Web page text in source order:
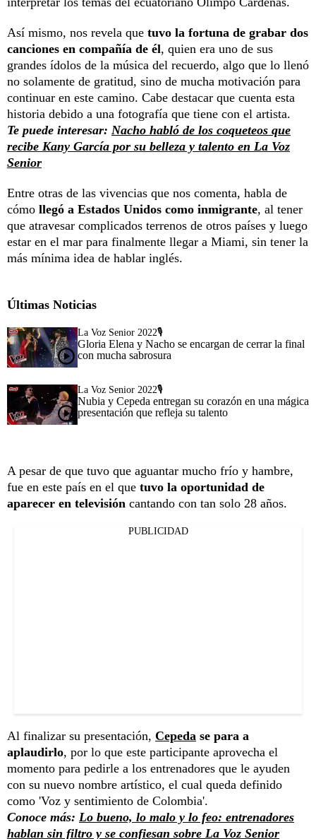
Así mismo, nos revela que tuvo la fortuna de grabar dos
canciones en compañía de él, quien era uno de sus
grandes ídolos de la música del recuerdo, algo que lo llenó
no solamente de gratitud, sino de mucha motivación para
continuar en este camino. Cabe destacar que cuenta esta
historia debido a una fotografía que tiene con el artista.
Te puede interesar: Nacho habló de los coqueteos que
recibe Kany García por su belleza y talento en La Voz
Senior
Entre otras de las vivencias que nos comenta, habla de
cómo llegó a Estados Unidos como inmigrante, al tener
que atravesar complicados terrenos de otros países y luego
estar en el mar para finalmente llegar a Miami, sin tener la
más mínima idea de hablar inglés.
Últimas Noticias
La Voz Senior 2022🎙️
Gloria Elena y Nacho se encargan de cerrar la final
con mucha sabrosura
La Voz Senior 2022🎙️
Nubia y Cepeda entregan su corazón en una mágica
presentación que refleja su talento
A pesar de que tuvo que aguantar mucho frío y hambre,
fue en este país en el que tuvo la oportunidad de
aparecer en televisión cantando con tan solo 28 años.
PUBLICIDAD
Al finalizar su presentación, Cepeda se para a
aplaudirlo, por lo que este participante aprovecha el
momento para pedirle a los entrenadores que le ayuden
con su nuevo nombre artístico, el cual queda definido
como 'Voz y sentimiento de Colombia'.
Conoce más: Lo bueno, lo malo y lo feo: entrenadores
hablan sin filtro y se confiesan sobre La Voz Senior